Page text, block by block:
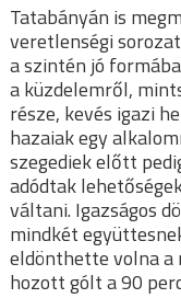
Tatabányán is
veretlenségi
a szintén jó
a küzdelemről,
része, kevés igazi
hazaiak egy
szegediek előtt
adódtak
váltani. Igazságos
mindkét
eldönthette volna a
hozott gólt a 90